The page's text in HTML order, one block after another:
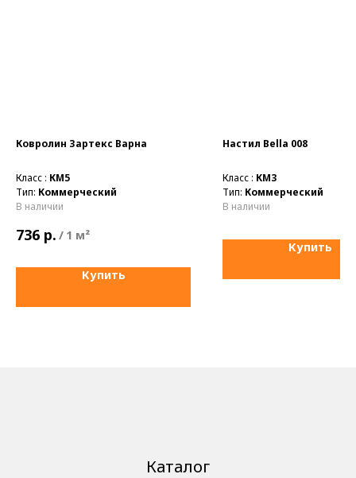
Ковролин Зартекс Варна
Класс : КМ5
Тип: Коммерческий
В наличии
736 р. / 1 м²
Купить
Настил Bella 008
Класс : КМ3
Тип: Коммерческий
В наличии
Купить
Каталог